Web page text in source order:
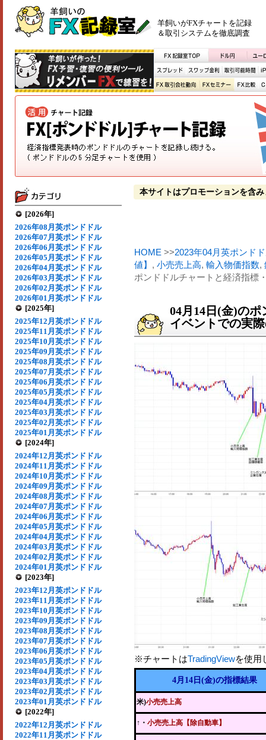
羊飼いがFXチャートを記録
＆取引システムを徹底調査
[2026年]
2026年08月英ポンドドル
2026年07月英ポンドドル
2026年06月英ポンドドル
2026年05月英ポンドドル
2026年04月英ポンドドル
2026年03月英ポンドドル
2026年02月英ポンドドル
2026年01月英ポンドドル
[2025年]
2025年12月英ポンドドル
2025年11月英ポンドドル
2025年10月英ポンドドル
2025年09月英ポンドドル
2025年08月英ポンドドル
2025年07月英ポンドドル
2025年06月英ポンドドル
2025年05月英ポンドドル
2025年04月英ポンドドル
2025年03月英ポンドドル
2025年02月英ポンドドル
2025年01月英ポンドドル
[2024年]
2024年12月英ポンドドル
2024年11月英ポンドドル
2024年10月英ポンドドル
2024年09月英ポンドドル
2024年08月英ポンドドル
2024年07月英ポンドドル
2024年06月英ポンドドル
2024年05月英ポンドドル
2024年04月英ポンドドル
2024年03月英ポンドドル
2024年02月英ポンドドル
2024年01月英ポンドドル
[2023年]
2023年12月英ポンドドル
2023年11月英ポンドドル
2023年10月英ポンドドル
2023年09月英ポンドドル
2023年08月英ポンドドル
2023年07月英ポンドドル
2023年06月英ポンドドル
2023年05月英ポンドドル
2023年04月英ポンドドル
2023年03月英ポンドドル
2023年02月英ポンドドル
2023年01月英ポンドドル
[2022年]
2022年12月英ポンドドル
2022年11月英ポンドドル
本サイトはプロモーションを含み
HOME >>2023年04月英ポンド
値】 , 小売売上高, 輸入物価指数,
ポンドドルチャートと経済指標
04月14日(金)の
イベントでの実
※チャートはTradingViewを使用
4月14日(金)の指標結果
米)小売売上高
↑・ 小売売上高【除自動車】